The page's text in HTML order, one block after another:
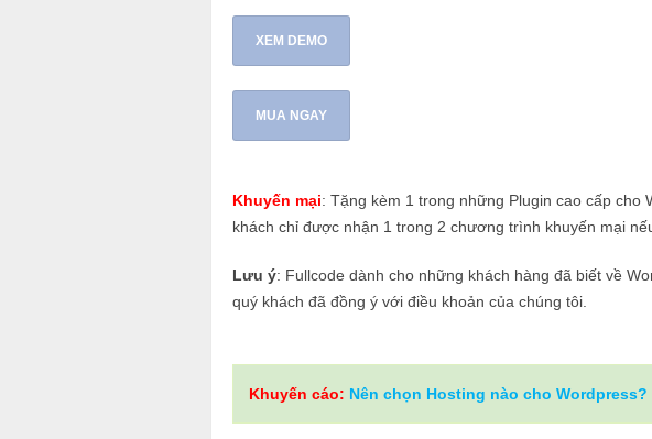
XEM DEMO
MUA NGAY
Khuyến mại: Tặng kèm 1 trong những Plugin cao cấp cho
khách chỉ được nhận 1 trong 2 chương trình khuyến mại
Lưu ý: Fullcode dành cho những khách hàng đã biết về
quý khách đã đồng ý với điều khoản của chúng tôi.
Khuyến cáo: Nên chọn Hosting nào cho Wordpress?